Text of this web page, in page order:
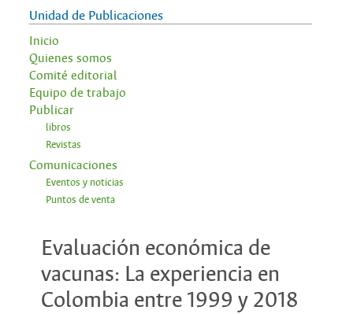
Unidad de Publicaciones
Inicio
Quienes somos
Comité editorial
Equipo de trabajo
Publicar
libros
Revistas
Comunicaciones
Eventos y noticias
Puntos de venta
Evaluación económica de
vacunas: La experiencia en
Colombia entre 1999 y 2018